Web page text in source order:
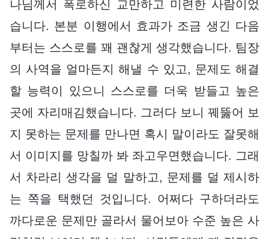
나님께서 폭로하신 교만하고 미련한 사람이었
습니다. 본분 이행에서 효과가 조금 생긴 다음
부터는 스스로를 꽤 괜찮게 생각했습니다. 팀장
의 사역을 얼마든지 해낼 수 있고, 문제도 해결
할 능력이 있으니 스스로를 더욱 받들고 높은
곳에 자리매김했습니다. 그러다 보니 꿰뚫어 보
지 못하는 문제를 만나면 혹시 말이라도 잘못해
서 이미지를 망칠까 봐 좌고우면했습니다. 그래
서 차라리 생각을 덜 말하고, 문제를 덜 제시하
는 쪽을 택했던 것입니다. 어쩌다 구하더라도
까다로운 문제만 골라서 물어보아 수준 높은 사